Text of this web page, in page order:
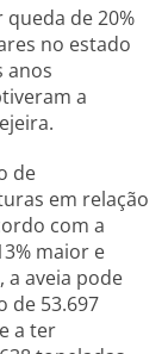
de 20%
no estado
anos
a
de
em relação
com a
maior e
a aveia pode
de 53.697
a ter